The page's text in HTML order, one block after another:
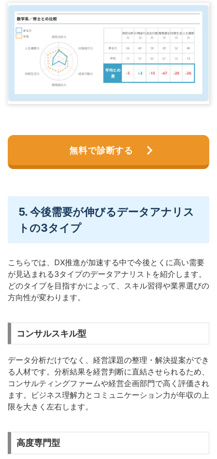
無料で診断する
5. 今後需要が伸びるデータアナリス
トの3タイプ
こちらでは、DX推進が加速する中で今後とくに高い需要
が見込まれる3タイプのデータアナリストを紹介します。
どのタイプを目指すかによって、スキル習得や業界選びの
方向性が変わります。
コンサルスキル型
データ分析だけでなく、経営課題の整理・解決提案ができ
る人材です。分析結果を経営判断に直結させられるため、
コンサルティングファームや経営企画部門で高く評価され
ます。ビジネス理解力とコミュニケーション力が年収の上
限を大きく左右します。
高度専門型